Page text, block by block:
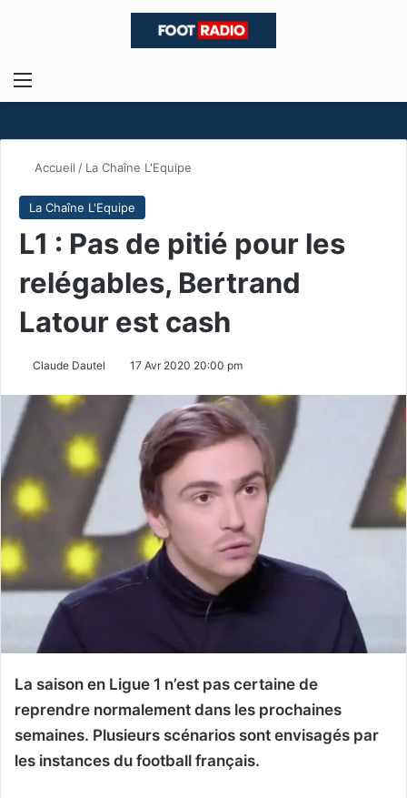
Menu
Accueil / La Chaîne L'Equipe
La Chaîne L'Equipe
L1 : Pas de pitié pour les
relégables, Bertrand
Latour est cash
Claude Dautel 17 Avr 2020 20:00 pm
La saison en Ligue 1 n’est pas certaine de
reprendre normalement dans les prochaines
semaines. Plusieurs scénarios sont envisagés par
les instances du football français.